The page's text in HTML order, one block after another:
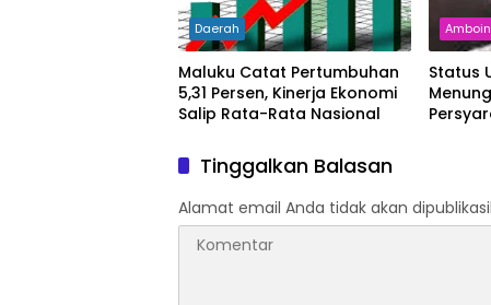
Daerah
Maluku Catat Pertumbuhan
5,31 Persen, Kinerja Ekonomi
Salip Rata-Rata Nasional
Status
Tinggalkan Balasan
Alamat email Anda tidak akan